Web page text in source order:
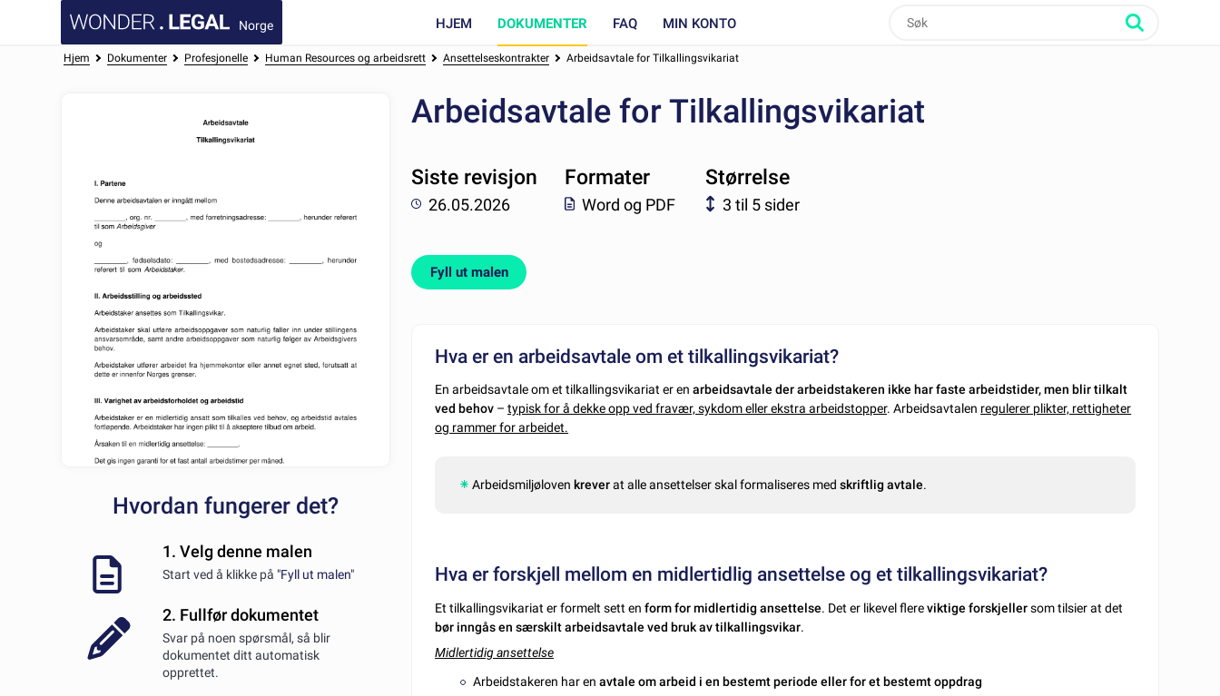
Norge HJEM DOKUMENTER FAQ MIN KONTO
Hjem Dokumenter Profesjonelle Human Resources og arbeidsrett Ansettelseskontrakter Arbeidsavtale for Tilkallingsvikariat
Hvordan fungerer det?
1. Velg denne malen
Start ved å klikke på "Fyll ut malen"
2. Fullfør dokumentet
Svar på noen spørsmål, så blir
dokumentet ditt automatisk
opprettet.
Arbeidsavtale for Tilkallingsvikariat
Siste revisjon
26.05.2026
Formater
Word og PDF
Størrelse
3 til 5 sider
Fyll ut malen
Hva er en arbeidsavtale om et tilkallingsvikariat?
En arbeidsavtale om et tilkallingsvikariat er enarbeidsavtale der arbeidstakeren ikke har faste arbeidstider, men blir tilkalt
ved behov –typisk for å dekke opp ved fravær, sykdom eller ekstra arbeidstopper. Arbeidsavtalen regulerer plikter, rettigheter
og rammer for arbeidet.
Arbeidsmiljøloven kreverat alle ansettelser skal formaliseres medskriftlig avtale.
Hva er forskjell mellom en midlertidlig ansettelse og et tilkallingsvikariat?
Et tilkallingsvikariat er formelt sett enform for midlertidig ansettelse. Det er likevel flereviktige forskjellersom tilsier at det
bør inngås en særskilt arbeidsavtale ved bruk av tilkallingsvikar.
Midlertidig ansettelse
Arbeidstakeren har enavtale om arbeid i en bestemt periode eller for et bestemt oppdrag